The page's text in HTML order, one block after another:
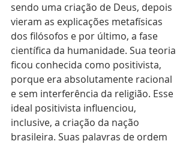
sendo uma criação de Deus, depois
vieram as explicações metafísicas
dos filósofos e por último, a fase
científica da humanidade. Sua teoria
ficou conhecida como positivista,
porque era absolutamente racional
e sem interferência da religião. Esse
ideal positivista influenciou,
inclusive, a criação da nação
brasileira. Suas palavras de ordem